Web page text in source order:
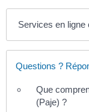
Services en ligne
Questions ?
Que
(Paje) ?